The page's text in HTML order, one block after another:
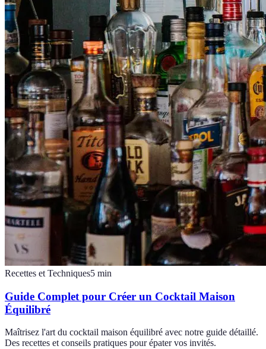
Recettes et Techniques5 min
Guide Complet pour Créer un Cocktail Maison
Équilibré
Maîtrisez l'art du cocktail maison équilibré avec notre guide détaillé.
Des recettes et conseils pratiques pour épater vos invités.